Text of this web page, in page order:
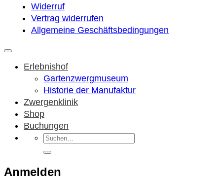
Widerruf
Vertrag widerrufen
Allgemeine Geschäftsbedingungen
Erlebnishof
Gartenzwergmuseum
Historie der Manufaktur
Zwergenklinik
Shop
Buchungen
Suchen
nach:
Anmelden